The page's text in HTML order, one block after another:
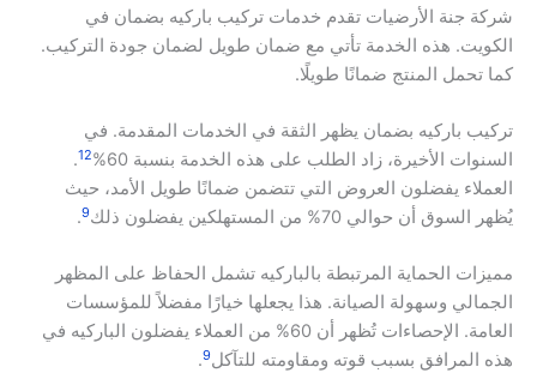
شركة جنة الأرضيات تقدم خدمات تركيب باركيه بضمان في
الكويت. هذه الخدمة تأتي مع ضمان طويل لضمان جودة التركيب.
كما تحمل المنتج ضمانًا طويلًا.
تركيب باركيه بضمان يظهر الثقة في الخدمات المقدمة. في
السنوات الأخيرة، زاد الطلب على هذه الخدمة بنسبة 60%
12
.
العملاء يفضلون العروض التي تتضمن ضمانًا طويل الأمد، حيث
يُظهر السوق أن حوالي 70% من المستهلكين يفضلون ذلك
9
.
مميزات الحماية المرتبطة بالباركيه تشمل الحفاظ على المظهر
الجمالي وسهولة الصيانة. هذا يجعلها خيارًا مفضلاً للمؤسسات
العامة. الإحصاءات تُظهر أن 60% من العملاء يفضلون الباركيه في
هذه المرافق بسبب قوته ومقاومته للتآكل9
.